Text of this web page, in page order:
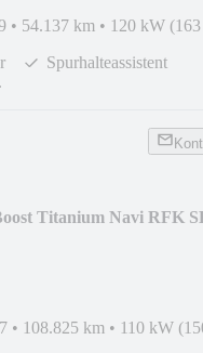
• 54.137 km • 120 kW
Spurhalteassistent
Titanium Navi RFK
• 108.825 km • 110 kW